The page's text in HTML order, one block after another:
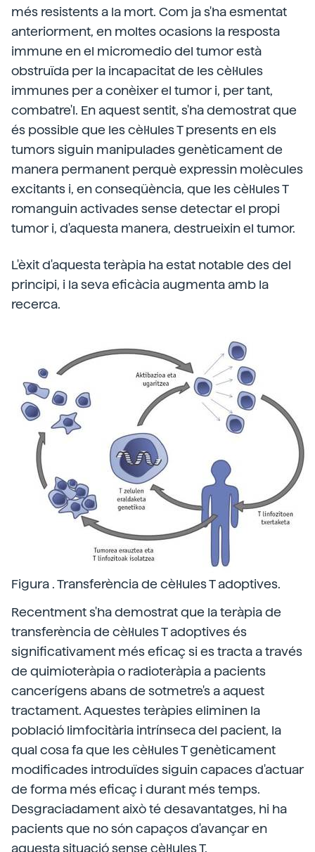
més resistents a la mort. Com ja s'ha esmentat
anteriorment, en moltes ocasions la resposta
immune en el micromedio del tumor està
obstruïda per la incapacitat de les cèl·lules
immunes per a conèixer el tumor i, per tant,
combatre'l. En aquest sentit, s'ha demostrat que
és possible que les cèl·lules T presents en els
tumors siguin manipulades genèticament de
manera permanent perquè expressin molècules
excitants i, en conseqüència, que les cèl·lules T
romanguin activades sense detectar el propi
tumor i, d'aquesta manera, destrueixin el tumor.
L'èxit d'aquesta teràpia ha estat notable des del
principi, i la seva eficàcia augmenta amb la
recerca.
Figura . Transferència de cèl·lules T adoptives.
Recentment s'ha demostrat que la teràpia de
transferència de cèl·lules T adoptives és
significativament més eficaç si es tracta a través
de quimioteràpia o radioteràpia a pacients
cancerígens abans de sotmetre's a aquest
tractament. Aquestes teràpies eliminen la
població limfocitària intrínseca del pacient, la
qual cosa fa que les cèl·lules T genèticament
modificades introduïdes siguin capaces d'actuar
de forma més eficaç i durant més temps.
Desgraciadament això té desavantatges, hi ha
pacients que no són capaços d'avançar en
aquesta situació sense cèl·lules T.